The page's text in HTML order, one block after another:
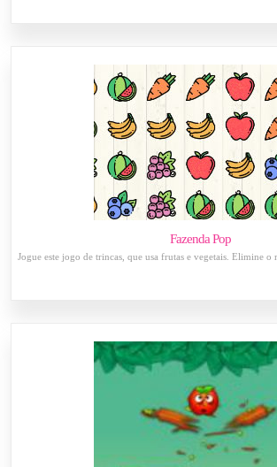
Fazenda Pop
Jogue este jogo de trincas, que usa frutas e vegetais. Elimine o